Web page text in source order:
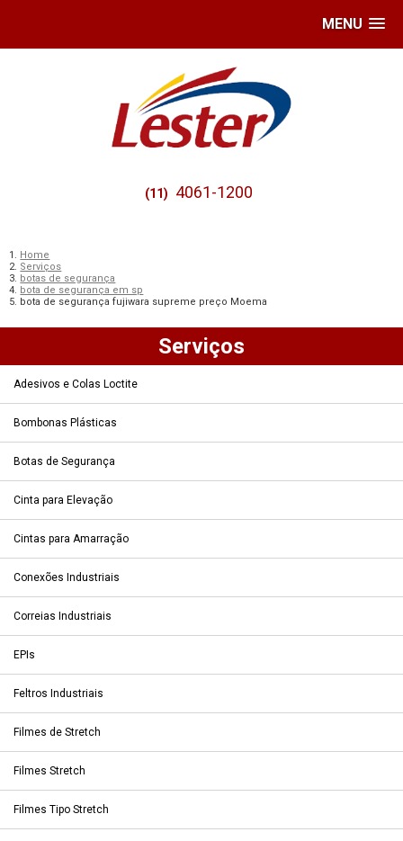
MENU
(11) 4061-1200
Home
Serviços
botas de segurança
bota de segurança em sp
bota de segurança fujiwara supreme preço Moema
Serviços
Adesivos e Colas Loctite
Bombonas Plásticas
Botas de Segurança
Cinta para Elevação
Cintas para Amarração
Conexões Industriais
Correias Industriais
EPIs
Feltros Industriais
Filmes de Stretch
Filmes Stretch
Filmes Tipo Stretch